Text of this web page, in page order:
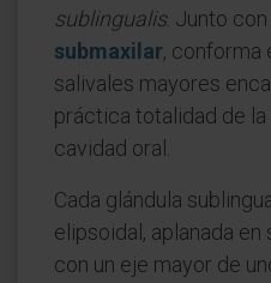
sublingualis. Junto con
submaxilar, conforma
salivales mayores
práctica totalidad de la
cavidad oral.
Cada glándula
elipsoidal, aplanada
con un eje mayor de